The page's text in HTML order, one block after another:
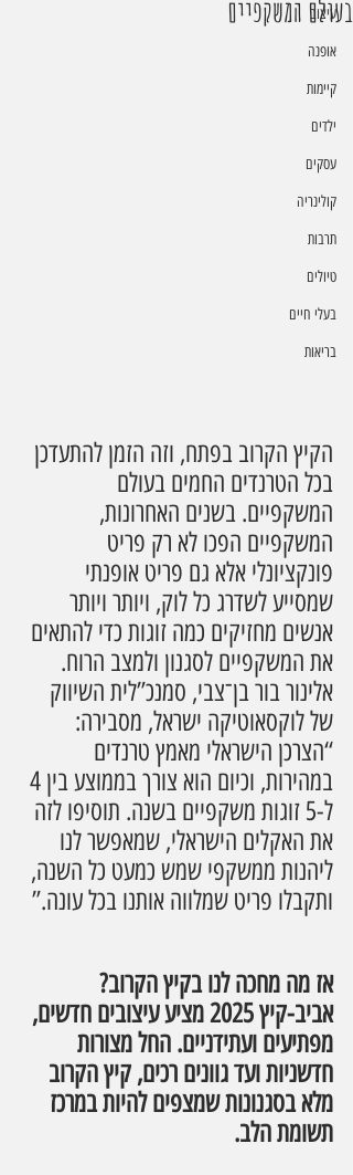
עיצוב
אופנה
קיימות
ילדים
עסקים
קולינריה
תרבות
טיולים
בעלי חיים
בריאות
בעולם המשקפיים
הקיץ הקרוב בפתח, וזה הזמן להתעדכן
בכל הטרנדים החמים בעולם
המשקפיים. בשנים האחרונות,
המשקפיים הפכו לא רק פריט
פונקציונלי אלא גם פריט אופנתי
שמסייע לשדרג כל לוק, ויותר ויותר
אנשים מחזיקים כמה זוגות כדי להתאים
את המשקפיים לסגנון ולמצב הרוח.
אלינור בור בן־צבי, סמנכ”לית השיווק
של לוקסאוטיקה ישראל, מסבירה:
“הצרכן הישראלי מאמץ טרנדים
ל-5 זוגות משקפיים בשנה. תוסיפו לזה
את האקלים הישראלי, שמאפשר לנו
ליהנות ממשקפי שמש כמעט כל השנה,
ותקבלו פריט שמלווה אותנו בכל עונה.”
אז מה מחכה לנו בקיץ הקרוב?
אביב-קיץ 2025 מציע עיצובים חדשים,
מפתיעים ועתידניים. החל מצורות
חדשניות ועד גוונים רכים, קיץ הקרוב
מלא בסגנונות שמצפים להיות במרכז
תשומת הלב.